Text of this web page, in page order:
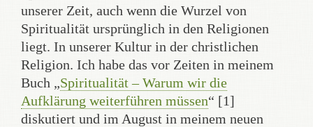
unserer Zeit, auch wenn die Wurzel von
Spiritualität ursprünglich in den Religionen
liegt. In unserer Kultur in der christlichen
Religion. Ich habe das vor Zeiten in meinem
Buch „Spiritualität – Warum wir die
Aufklärung weiterführen müssen“ [1]
diskutiert und im August in meinem neuen